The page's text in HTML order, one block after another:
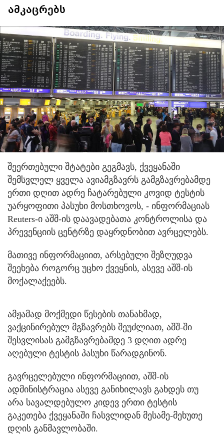
ამკაცრებს
შეერთებული შტატები გეგმავს, ქვეყანაში
შემსვლელ ყველა ავიამგზავრს გამგზავრებამდე
ერთი დღით ადრე ჩატარებული კოვიდ ტესტის
უარყოფითი პასუხი მოსთხოვოს, - ინფორმაციას
Reuters-ი აშშ-ის დაავადებათა კონტროლისა და
პრევენციის ცენტრზე დაყრდნობით ავრცელებს.
მათივე ინფორმაციით, არსებული შეზღუდვა
შეეხება როგორც უცხო ქვეყნის, ასევე აშშ-ის
მოქალაქეებს.
ამჟამად მოქმედი წესების თანახმად,
ვაქცინირებულ მგზავრებს შეუძლიათ, აშშ-ში
შესვლისას გამგზავრებამდე 3 დღით ადრე
აღებული ტესტის პასუხი წარადგინონ.
გავრცელებული ინფორმაციით, აშშ-ის
ადმინისტრაცია ასევე განიხილავს გახდეს თუ
არა სავალდებულო კიდევ ერთი ტესტის
გაკეთება ქვეყანაში ჩასვლიდან მესამე-მეხუთე
დღის განმავლობაში.